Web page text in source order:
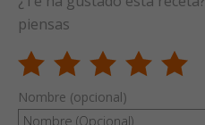
piensas
Nombre (opcional)